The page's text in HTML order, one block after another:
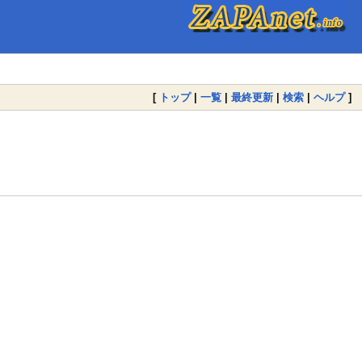
[ トップ| 一覧 | 最終更新 | 検索 | ヘルプ]